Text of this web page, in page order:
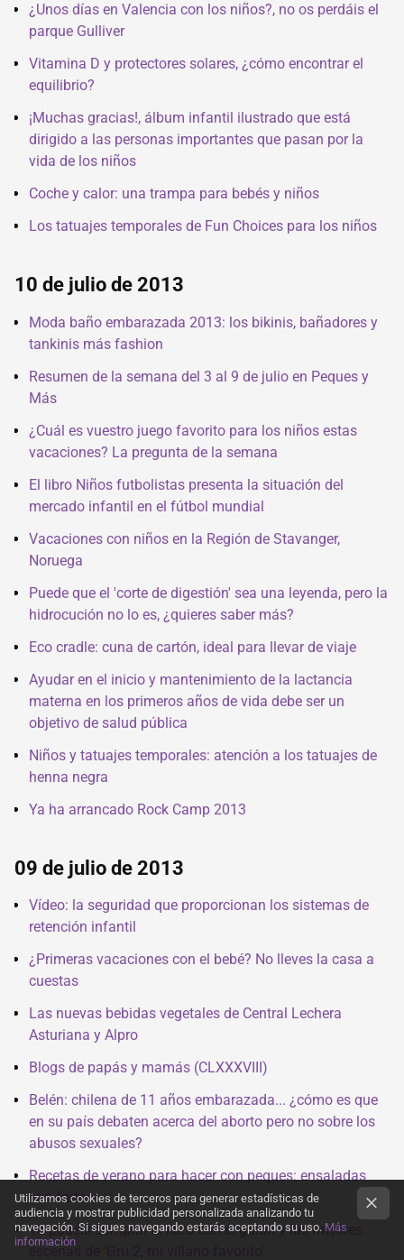
¿Unos días en Valencia con los niños?, no os perdáis el
parque Gulliver
Vitamina D y protectores solares, ¿cómo encontrar el
equilibrio?
¡Muchas gracias!, álbum infantil ilustrado que está
dirigido a las personas importantes que pasan por la
vida de los niños
Coche y calor: una trampa para bebés y niños
Los tatuajes temporales de Fun Choices para los niños
10 de julio de 2013
Moda baño embarazada 2013: los bikinis, bañadores y
tankinis más fashion
Resumen de la semana del 3 al 9 de julio en Peques y
Más
¿Cuál es vuestro juego favorito para los niños estas
vacaciones? La pregunta de la semana
El libro Niños futbolistas presenta la situación del
mercado infantil en el fútbol mundial
Vacaciones con niños en la Región de Stavanger,
Noruega
Puede que el 'corte de digestión' sea una leyenda, pero la
hidrocución no lo es, ¿quieres saber más?
Eco cradle: cuna de cartón, ideal para llevar de viaje
Ayudar en el inicio y mantenimiento de la lactancia
materna en los primeros años de vida debe ser un
objetivo de salud pública
Niños y tatuajes temporales: atención a los tatuajes de
henna negra
Ya ha arrancado Rock Camp 2013
09 de julio de 2013
Vídeo: la seguridad que proporcionan los sistemas de
retención infantil
¿Primeras vacaciones con el bebé? No lleves la casa a
cuestas
Las nuevas bebidas vegetales de Central Lechera
Asturiana y Alpro
Blogs de papás y mamás (CLXXXVIII)
Belén: chilena de 11 años embarazada... ¿cómo es que
en su país debaten acerca del aborto pero no sobre los
abusos sexuales?
Recetas de verano para hacer con peques: ensaladas
con frutas
Ya podéis comprar el libro con el guión y las mejores
Utilizamos cookies de terceros para generar estadísticas de
audiencia y mostrar publicidad personalizada analizando tu
navegación. Si sigues navegando estarás aceptando su uso. Más
información